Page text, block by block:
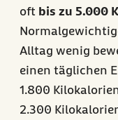
oft bis zu 5.000
Alltag wenig
einen täglichen
1.800
2.300